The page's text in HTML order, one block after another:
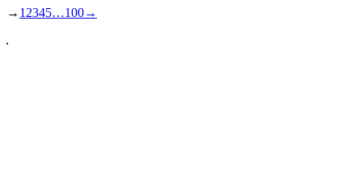
→ 1 2345…100→